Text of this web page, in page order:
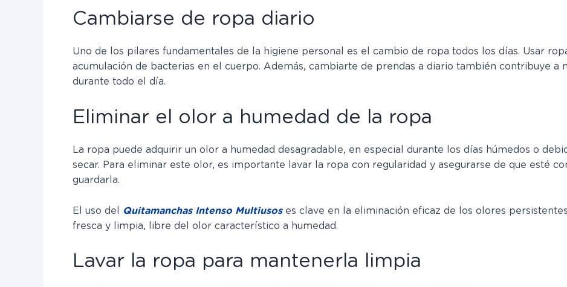
Cambiarse de ropa diario
Uno de los pilares fundamentales de la higiene personal es el cambio de ropa todos los días. Usar
acumulación de bacterias en el cuerpo. Además, cambiarte de prendas a diario también contribuye a
durante todo el día.
Eliminar el olor a humedad de la ropa
La ropa puede adquirir un olor a humedad desagradable, en especial durante los días húmedos o
secar. Para eliminar este olor, es importante lavar la ropa con regularidad y asegurarse de que esté
guardarla.
El uso del Quitamanchas Intenso Multiusoses clave en la eliminación eficaz de los olores
fresca y limpia, libre del olor característico a humedad.
Lavar la ropa para mantenerla limpia